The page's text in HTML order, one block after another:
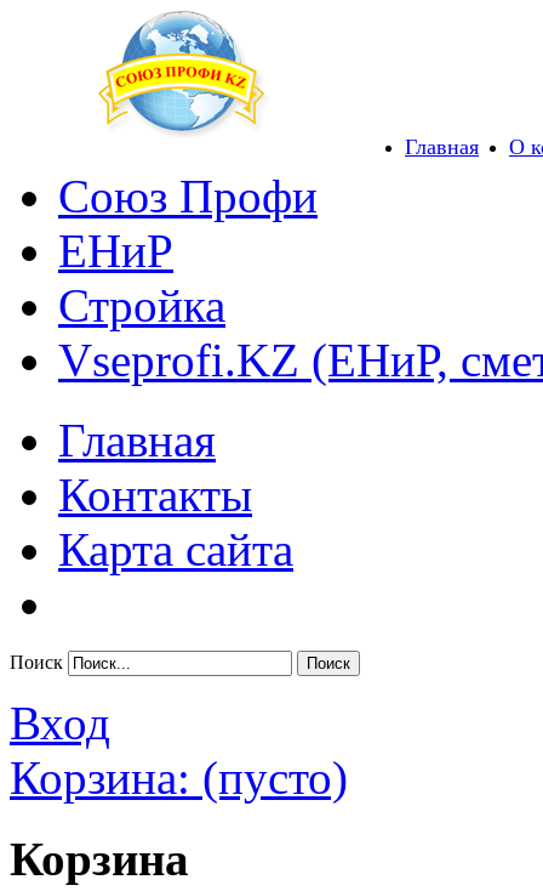
Главная О
Союз Профи
ЕНиР
Стройка
Vseprofi.KZ (ЕНиР,
Главная
Контакты
Карта сайта
Поиск
Вход
Корзина: (пусто)
Корзина